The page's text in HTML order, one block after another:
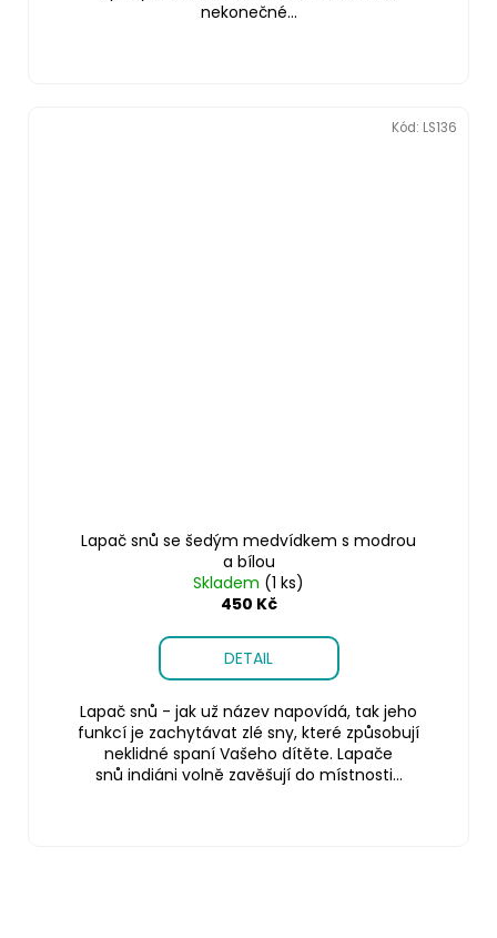
nekonečné...
Lapač snů se šedým medvídkem s modrou
a bílou
Skladem (1 ks)
450 Kč
DETAIL
Lapač snů - jak už název napovídá, tak jeho
funkcí je zachytávat zlé sny, které způsobují
neklidné spaní Vašeho dítěte. Lapače
snů indiáni volně zavěšují do místnosti...
Kód: LS136